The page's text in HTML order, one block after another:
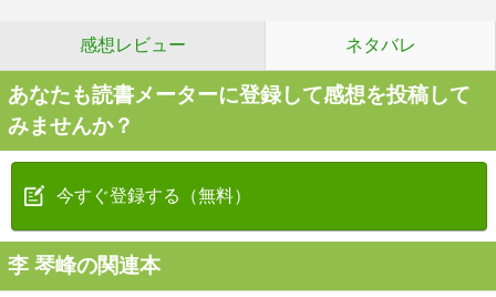
感想レビュー ネタバレ
あなたも読書メーターに登録して感想を投稿して
みませんか？
今すぐ登録する（無料）
李 琴峰の関連本